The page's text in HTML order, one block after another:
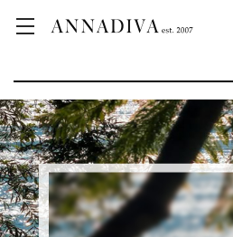
ANNA JEWELRY